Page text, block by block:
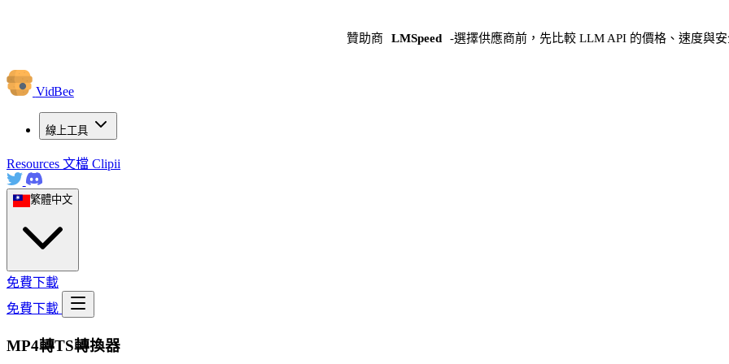
贊助商 LMSpeed -選擇供應商前，先比較 LLM API 的價格、速度與
VidBee
線上工具
Resources 文檔 Clipii
繁體中文
免費下載
免費下載
MP4轉TS轉換器